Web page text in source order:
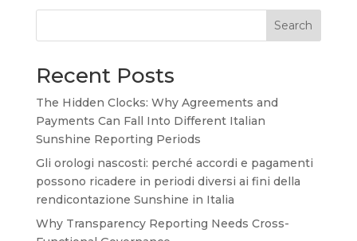
Search
Recent Posts
The Hidden Clocks: Why Agreements and
Payments Can Fall Into Different Italian
Sunshine Reporting Periods
Gli orologi nascosti: perché accordi e pagamenti
possono ricadere in periodi diversi ai fini della
rendicontazione Sunshine in Italia
Why Transparency Reporting Needs Cross-